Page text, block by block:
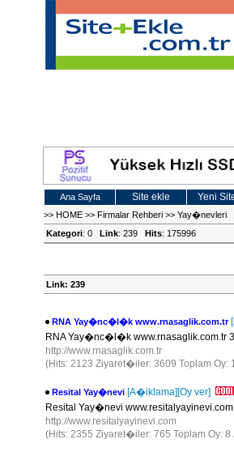
Ana Sayfa Site ekle Yeni
>> HOME >> Firmalar Rehberi >> Yay�nevleri
Kategori: 0 Link: 239 Hits: 175996
Link: 239
RNA Yay�nc�l�k www.rnasaglik.com.tr
RNA Yay�nc�l�k www.rnasaglik.com.tr
http://www.rnasaglik.com.tr
(Hits: 2123 Ziyaret�iler: 3609 Toplam
Resital Yay�nevi [A�iklama][Oy ver]
Resital Yay�nevi
http://www.resitalyayinevi.com
(Hits: 2355 Ziyaret�iler: 765 Toplam Oy: